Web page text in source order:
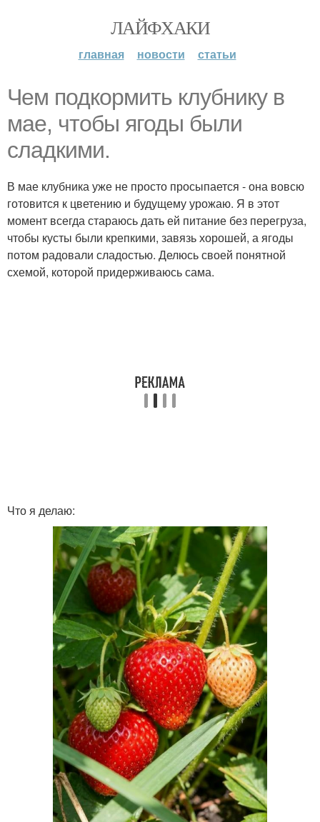
ЛАЙФХАКИ
главная новости статьи
Чем подкормить клубнику в
мае, чтобы ягоды были
сладкими.
В мае клубника уже не просто просыпается - она вовсю
готовится к цветению и будущему урожаю. Я в этот
момент всегда стараюсь дать ей питание без перегруза,
чтобы кусты были крепкими, завязь хорошей, а ягоды
потом радовали сладостью. Делюсь своей понятной
схемой, которой придерживаюсь сама.
Что я делаю: